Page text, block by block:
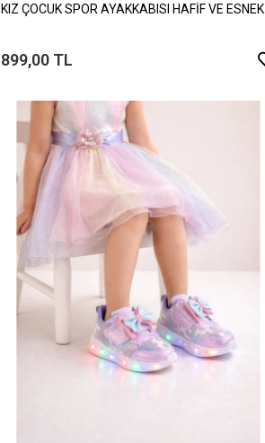
KIZ ÇOCUK SPOR AYAKKABISI HAFİF VE ESNEK
899,00 TL